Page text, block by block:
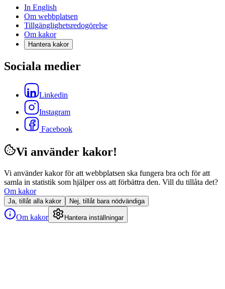
In English
Om webbplatsen
Tillgänglighetsredogörelse
Om kakor
Hantera kakor
Sociala medier
Linkedin
Instagram
Facebook
Vi använder kakor!
Vi använder kakor för att webbplatsen ska fungera bra och för att
samla in statistik som hjälper oss att förbättra den. Vill du tillåta det?
Om kakor
Ja, tillåt alla kakor Nej, tillåt bara nödvändiga
Om kakor Hantera inställningar